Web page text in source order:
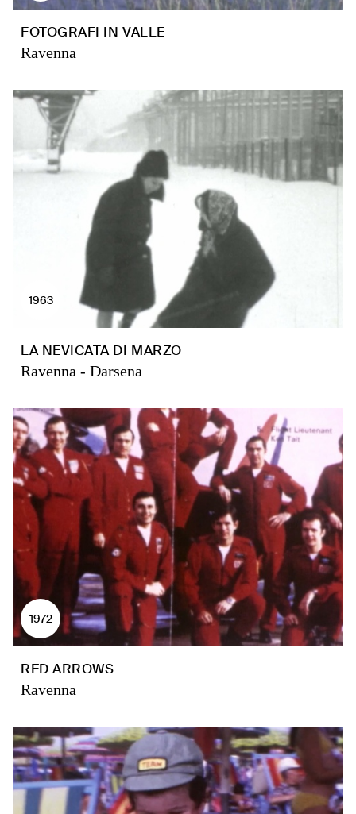
FOTOGRAFI IN VALLE
Ravenna
1963
LA NEVICATA DI MARZO
Ravenna - Darsena
1972
RED ARROWS
Ravenna